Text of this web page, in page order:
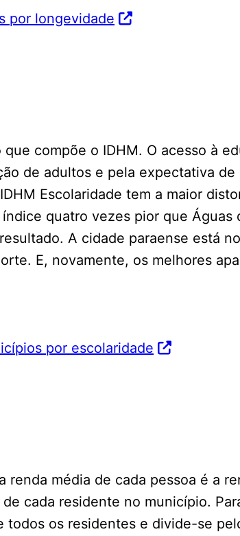
por longevidade
compõe o IDHM. O acesso à
de adultos e pela expectativa de
Escolaridade tem a maior
quatro vezes pior que Águas
A cidade paraense está
E, novamente, os melhores
por escolaridade
renda média de cada pessoa é a
cada residente no município.
todos os residentes e divide-se